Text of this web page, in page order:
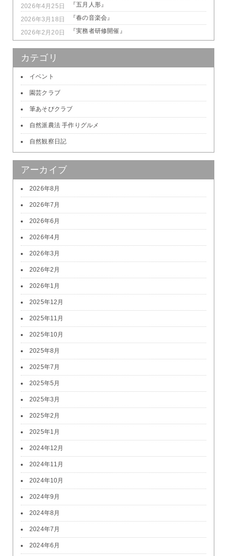
2026年4月25日 『五月人形』
2026年3月18日 『春の音楽会』
2026年2月20日 『実務者研修開催』
カテゴリ
イベント
園芸クラブ
筆あそびクラブ
自然派農法 手作りグルメ
自然観察日記
アーカイブ
2026年8月
2026年7月
2026年6月
2026年4月
2026年3月
2026年2月
2026年1月
2025年12月
2025年11月
2025年10月
2025年8月
2025年7月
2025年5月
2025年3月
2025年2月
2025年1月
2024年12月
2024年11月
2024年10月
2024年9月
2024年8月
2024年7月
2024年6月